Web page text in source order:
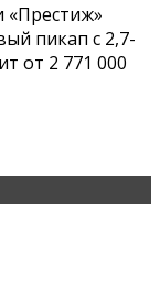
«Престиж»
пикап с 2,7-
от 2 771 000